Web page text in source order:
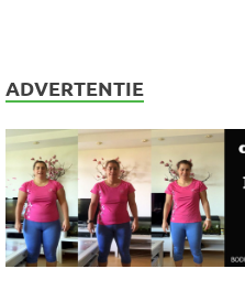
ADVERTENTIE